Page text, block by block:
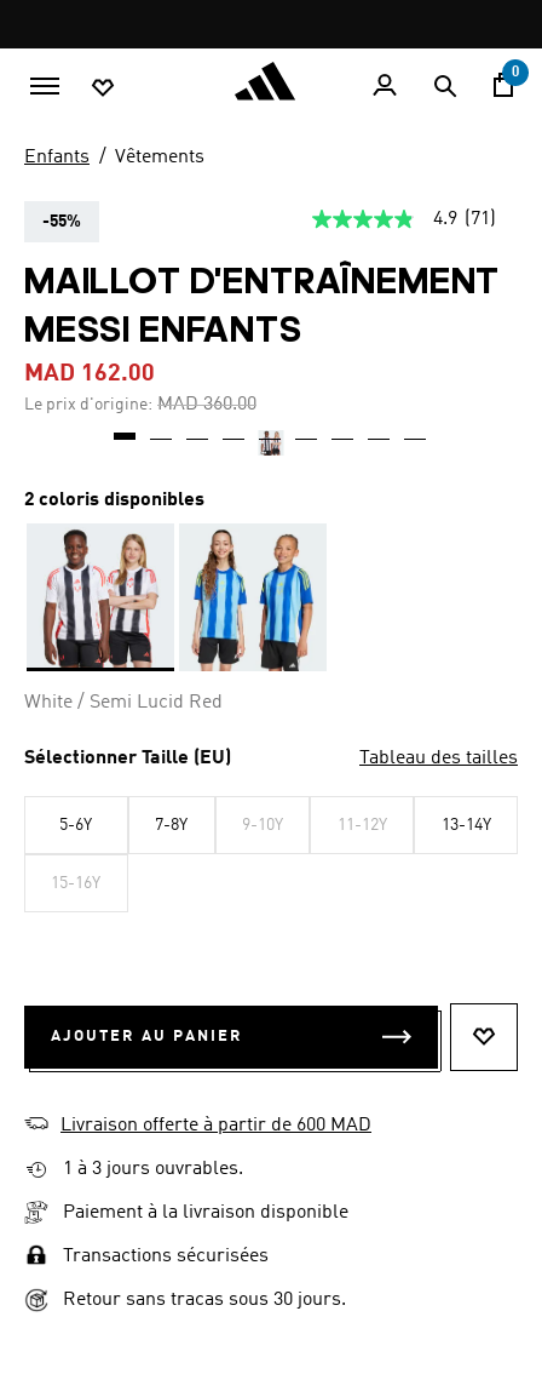
promotion
rotation
0
Enfants Vêtements
-55%
4.9
sur
5,
Reviews.
4.9 (71)
MAILLOT D'ENTRAÎNEMENT
MESSI ENFANTS
MAD 162.00
Le prix d'origine: Price reduced from
MAD 360.00to
2 coloris disponibles
White / Semi Lucid Red
Sélectionner Taille (EU) Tableau des tailles
5-6Y 7-8Y 9-10Y 11-12Y 13-14Y
15-16Y
AJOUTER AU PANIER
Livraison offerte à partir de 600 MAD
1 à 3 jours ouvrables.
Paiement à la livraison disponible
Transactions sécurisées
Retour sans tracas sous 30 jours.